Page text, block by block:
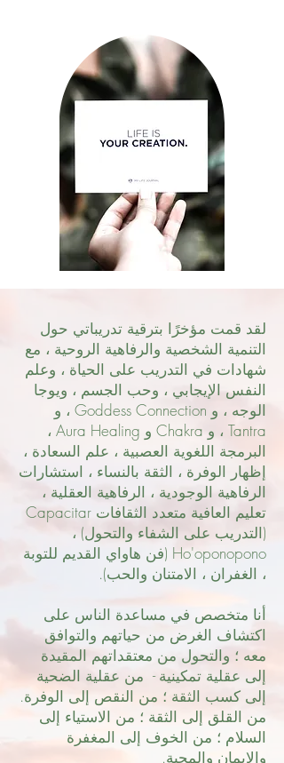
لقد قمت مؤخرًا بترقية تدريباتي حول
التنمية الشخصية والرفاهية الروحية ، مع
شهادات في التدريب على الحياة ، وعلم
النفس الإيجابي ، وحب الجسم ، ويوجا
الوجه ، و Goddess Connection ، و
Tantra ، و Chakra و Aura Healing ،
البرمجة اللغوية العصبية ، علم السعادة ،
إظهار الوفرة ، الثقة بالنساء ، استشارات
الرفاهية الوجودية ، الرفاهية العقلية ،
تعليم العافية متعدد الثقافات Capacitar
(التدريب على الشفاء والتحول) ،
Ho'oponopono (فن هاواي القديم للتوبة
، الغفران ، الامتنان والحب).
أنا متخصص في مساعدة الناس على
اكتشاف الغرض من حياتهم والتوافق
معه ؛ والتحول من معتقداتهم المقيدة
إلى عقلية تمكينية - من عقلية الضحية
إلى كسب الثقة ؛ من النقص إلى الوفرة.
من القلق إلى الثقة ؛ من الاستياء إلى
السلام ؛ من الخوف إلى المغفرة
والإيمان والمحبة.